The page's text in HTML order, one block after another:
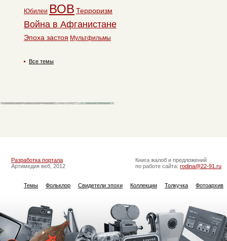
Юбилеи ВОВ Терроризм
Война в Афганистане
Эпоха застоя Мультфильмы
Все темы
Разработка портала
Артимедия веб, 2012
Книга жалоб и предложений
по работе сайта: rodina@22-91.ru
Темы Фольклор Свидетели эпохи Коллекции Толкучка Фотоархив